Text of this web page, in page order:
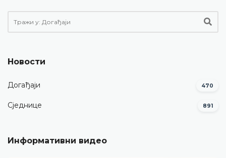
Новости
Догађаји 470
Сједнице 891
Информативни видео